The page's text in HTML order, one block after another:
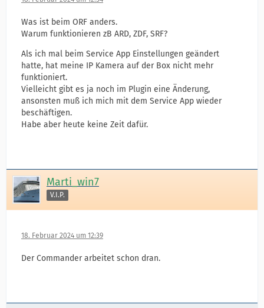
Was ist beim ORF anders.
Warum funktionieren zB ARD, ZDF, SRF?
Als ich mal beim Service App Einstellungen geändert
hatte, hat meine IP Kamera auf der Box nicht mehr
funktioniert.
Vielleicht gibt es ja noch im Plugin eine Änderung,
ansonsten muß ich mich mit dem Service App wieder
beschäftigen.
Habe aber heute keine Zeit dafür.
Marti_win7
V.I.P.
18. Februar 2024 um 12:39
Der Commander arbeitet schon dran.